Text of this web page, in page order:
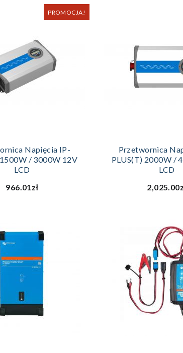
PROMOCJA!
Napięcia IP-
/ 3000W 12V
LCD
966.01zł
Przetwornica
PLUS(T) 2000W /
LCD